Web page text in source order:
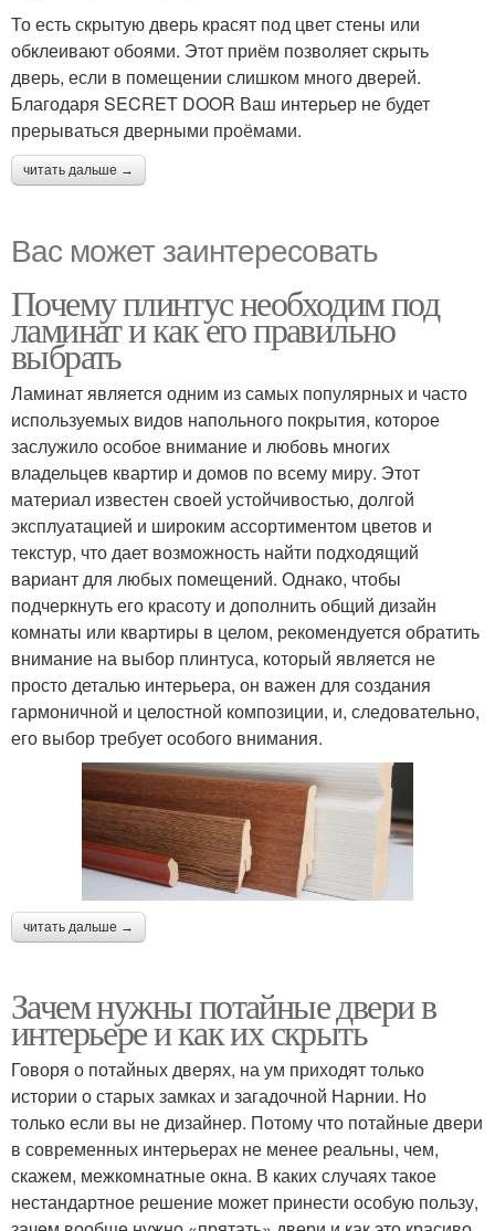
То есть скрытую дверь красят под цвет стены или
обклеивают обоями. Этот приём позволяет скрыть
дверь, если в помещении слишком много дверей.
Благодаря SECRET DOOR Ваш интерьер не будет
прерываться дверными проёмами.
читать дальше →
Вас может заинтересовать
Почему плинтус необходим под
ламинат и как его правильно
выбрать
Ламинат является одним из самых популярных и часто
используемых видов напольного покрытия, которое
заслужило особое внимание и любовь многих
владельцев квартир и домов по всему миру. Этот
материал известен своей устойчивостью, долгой
эксплуатацией и широким ассортиментом цветов и
текстур, что дает возможность найти подходящий
вариант для любых помещений. Однако, чтобы
подчеркнуть его красоту и дополнить общий дизайн
комнаты или квартиры в целом, рекомендуется обратить
внимание на выбор плинтуса, который является не
просто деталью интерьера, он важен для создания
гармоничной и целостной композиции, и, следовательно,
его выбор требует особого внимания.
читать дальше →
Зачем нужны потайные двери в
интерьере и как их скрыть
Говоря о потайных дверях, на ум приходят только
истории о старых замках и загадочной Нарнии. Но
только если вы не дизайнер. Потому что потайные двери
в современных интерьерах не менее реальны, чем,
скажем, межкомнатные окна. В каких случаях такое
нестандартное решение может принести особую пользу,